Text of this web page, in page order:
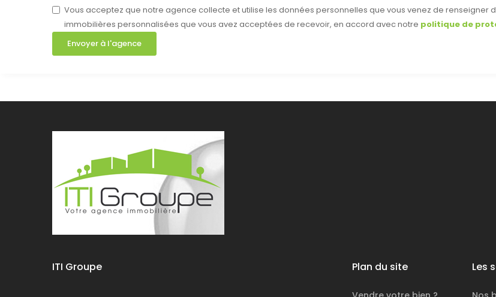
Vous acceptez que notre agence collecte et utilise les données personnelles que vous venez de renseigner
immobilières personnalisées que vous avez acceptées de recevoir, en accord avec notre politique de
Envoyer à l'agence
ITI Groupe Plan du site Les